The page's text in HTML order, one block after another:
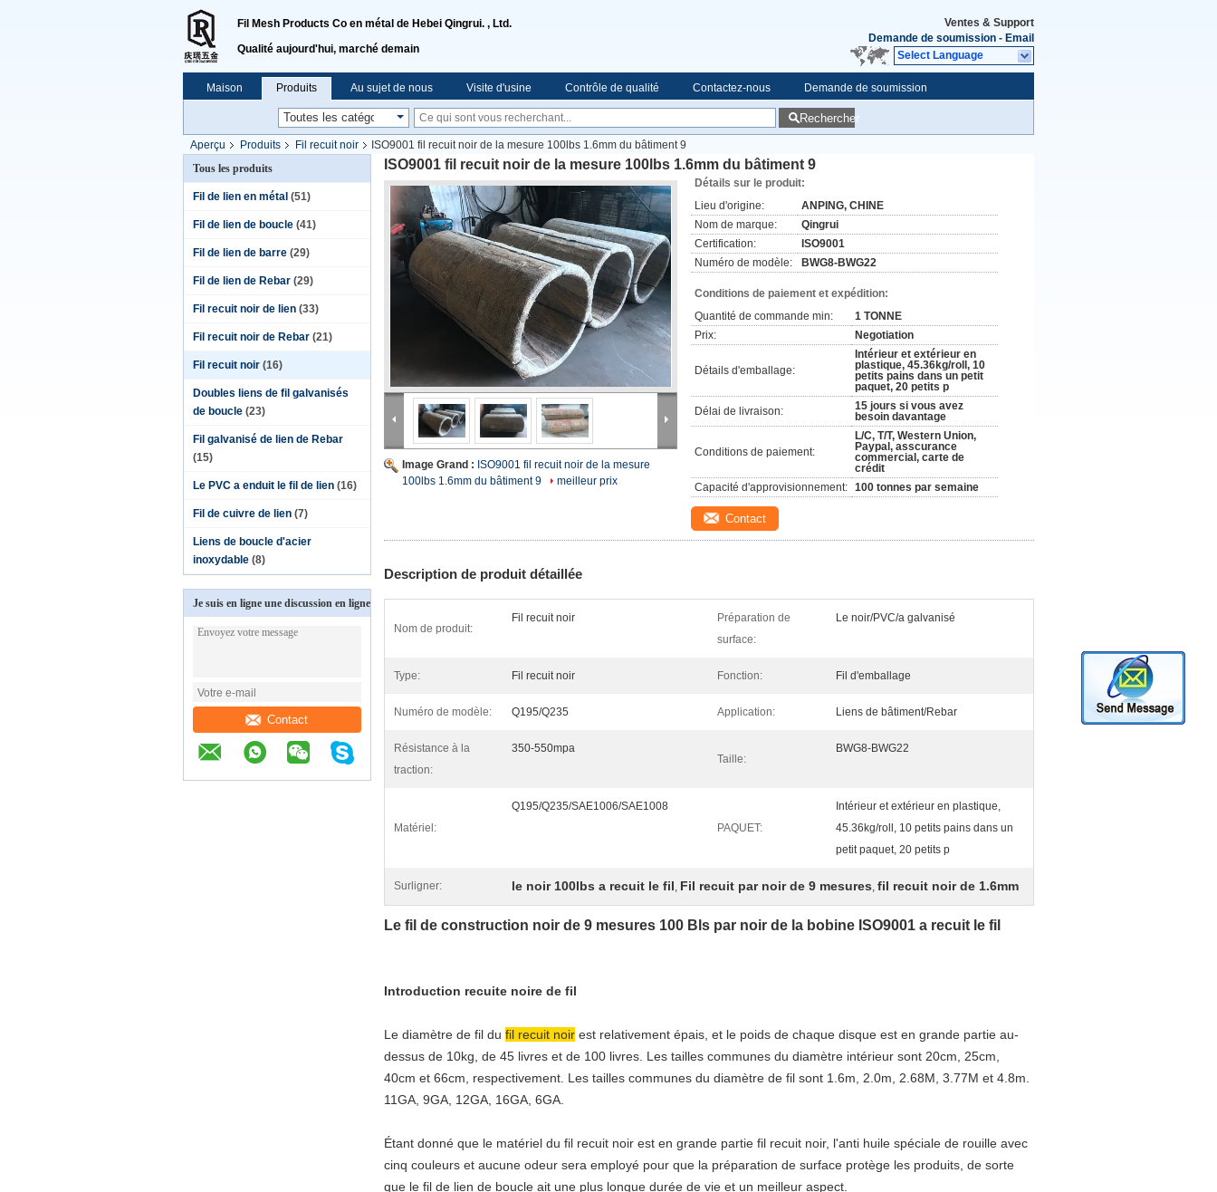
Fil Mesh Products Co en métal de Hebei Qingrui. , Ltd.
Qualité aujourd'hui, marché demain
Ventes & Support
Demande de soumission - Email
Select Language
Maison Produits Au sujet de nous Visite d'usine Contrôle de qualité Contactez-nous Demande de soumission
Rechercher
Aperçu Produits Fil recuit noir
ISO9001 fil recuit noir de la mesure 100lbs 1.6mm du bâtiment 9
Tous les produits
Fil de lien en métal (51)
Fil de lien de boucle (41)
Fil de lien de barre (29)
Fil de lien de Rebar (29)
Fil recuit noir de lien (33)
Fil recuit noir de Rebar (21)
Fil recuit noir (16)
Doubles liens de fil galvanisés
de boucle (23)
Fil galvanisé de lien de Rebar
(15)
Le PVC a enduit le fil de lien (16)
Fil de cuivre de lien (7)
Liens de boucle d'acier
inoxydable (8)
Je suis en ligne une discussion en ligne
Contact
ISO9001 fil recuit noir de la mesure 100lbs 1.6mm du bâtiment 9
Image Grand : ISO9001 fil recuit noir de la mesure
100lbs 1.6mm du bâtiment 9
meilleur prix
Détails sur le produit:
Lieu d'origine:
ANPING, CHINE
Nom de marque:
Qingrui
Certification:
ISO9001
Numéro de modèle:
BWG8-BWG22
Conditions de paiement et expédition:
Quantité de commande min:
1 TONNE
Prix:
Negotiation
Détails d'emballage:
Intérieur et extérieur en
plastique, 45.36kg/roll, 10
petits pains dans un petit
paquet, 20 petits p
Délai de livraison:
15 jours si vous avez
besoin davantage
Conditions de paiement:
L/C, T/T, Western Union,
Paypal, asscurance
commercial, carte de
crédit
Capacité d'approvisionnement: 100 tonnes par semaine
Contact
Description de produit détaillée
Nom de produit:
Fil recuit noir
Préparation de
surface:
Le noir/PVC/a galvanisé
Type: Fil recuit noir Fonction: Fil d'emballage
Numéro de modèle: Q195/Q235 Application: Liens de bâtiment/Rebar
Résistance à la
traction:
350-550mpa
Taille:
BWG8-BWG22
Matériel:
Q195/Q235/SAE1006/SAE1008
PAQUET:
Intérieur et extérieur en plastique,
45.36kg/roll, 10 petits pains dans un
petit paquet, 20 petits p
Surligner: le noir 100lbs a recuit le fil, Fil recuit par noir de 9 mesures, fil recuit noir de 1.6mm
Le fil de construction noir de 9 mesures 100 Bls par noir de la bobine ISO9001 a recuit le fil
Introduction recuite noire de fil
Le diamètre de fil du fil recuit noir est relativement épais, et le poids de chaque disque est en grande partie au-
dessus de 10kg, de 45 livres et de 100 livres. Les tailles communes du diamètre intérieur sont 20cm, 25cm,
40cm et 66cm, respectivement. Les tailles communes du diamètre de fil sont 1.6m, 2.0m, 2.68M, 3.77M et 4.8m.
11GA, 9GA, 12GA, 16GA, 6GA.
Étant donné que le matériel du fil recuit noir est en grande partie fil recuit noir, l'anti huile spéciale de rouille avec
cinq couleurs et aucune odeur sera employé pour que la préparation de surface protège les produits, de sorte
que le fil de lien de boucle ait une plus longue durée de vie et un meilleur aspect.